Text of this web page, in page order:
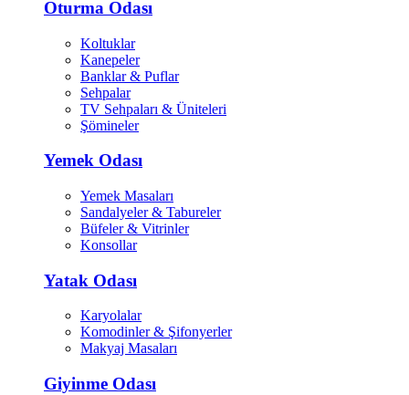
Oturma Odası
Koltuklar
Kanepeler
Banklar & Puflar
Sehpalar
TV Sehpaları & Üniteleri
Şömineler
Yemek Odası
Yemek Masaları
Sandalyeler & Tabureler
Büfeler & Vitrinler
Konsollar
Yatak Odası
Karyolalar
Komodinler & Şifonyerler
Makyaj Masaları
Giyinme Odası